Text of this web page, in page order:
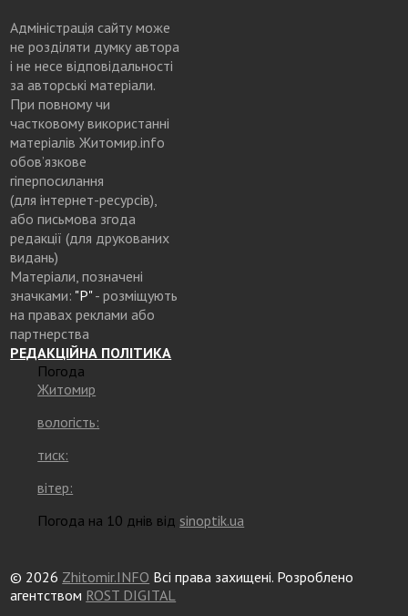
Адміністрація сайту може
не розділяти думку автора
і не несе відповідальності
за авторські матеріали.
При повному чи
частковому використанні
матеріалів Житомир.info
обов’язкове
гіперпосилання
(для інтернет-ресурсів),
або письмова згода
редакції (для друкованих
видань)
Матеріали, позначені
значками: "Р"- розміщують
на правах реклами або
партнерства
РЕДАКЦІЙНА ПОЛІТИКА
Погода
Житомир
вологість:
тиск:
вітер:
Погода на 10 днів від sinoptik.ua
© 2026 Zhitomir.INFO Всі права захищені. Розроблено
агентством ROST DIGITAL